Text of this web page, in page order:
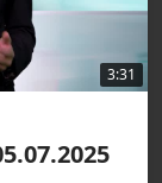
3:31